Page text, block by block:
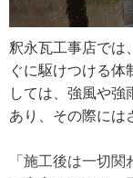
で、10段の棟部
す。お金はかけた
段くらいで決め
葺き土（※2）は古
した。粘土は年
釈永瓦工事店では
ぐに駆けつける体
しては、強風や強
あり、その際には
「施工後は一切